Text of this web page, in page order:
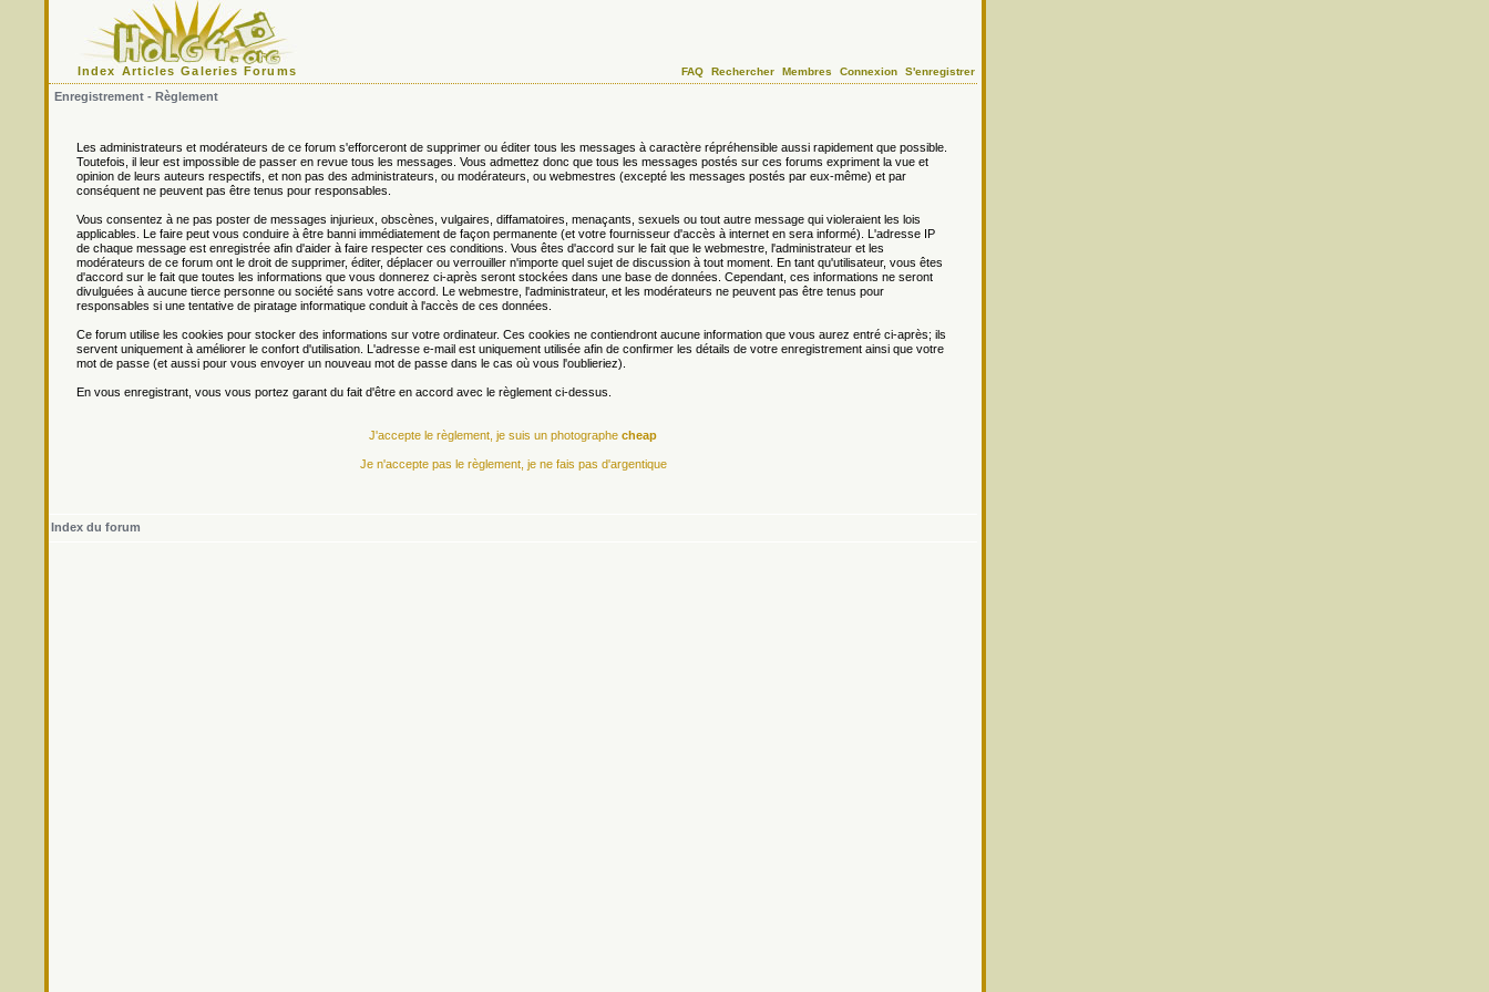
Index Articles Galeries Forums FAQ Rechercher Membres Connexion S'enregistrer
Enregistrement - Règlement
Les administrateurs et modérateurs de ce forum s'efforceront de supprimer ou éditer tous les messages à caractère répréhensible aussi rapidement que possible.
Toutefois, il leur est impossible de passer en revue tous les messages. Vous admettez donc que tous les messages postés sur ces forums expriment la vue et
opinion de leurs auteurs respectifs, et non pas des administrateurs, ou modérateurs, ou webmestres (excepté les messages postés par eux-même) et par
conséquent ne peuvent pas être tenus pour responsables.
Vous consentez à ne pas poster de messages injurieux, obscènes, vulgaires, diffamatoires, menaçants, sexuels ou tout autre message qui violeraient les lois
applicables. Le faire peut vous conduire à être banni immédiatement de façon permanente (et votre fournisseur d'accès à internet en sera informé). L'adresse IP
de chaque message est enregistrée afin d'aider à faire respecter ces conditions. Vous êtes d'accord sur le fait que le webmestre, l'administrateur et les
modérateurs de ce forum ont le droit de supprimer, éditer, déplacer ou verrouiller n'importe quel sujet de discussion à tout moment. En tant qu'utilisateur, vous êtes
d'accord sur le fait que toutes les informations que vous donnerez ci-après seront stockées dans une base de données. Cependant, ces informations ne seront
divulguées à aucune tierce personne ou société sans votre accord. Le webmestre, l'administrateur, et les modérateurs ne peuvent pas être tenus pour
responsables si une tentative de piratage informatique conduit à l'accès de ces données.
Ce forum utilise les cookies pour stocker des informations sur votre ordinateur. Ces cookies ne contiendront aucune information que vous aurez entré ci-après; ils
servent uniquement à améliorer le confort d'utilisation. L'adresse e-mail est uniquement utilisée afin de confirmer les détails de votre enregistrement ainsi que votre
mot de passe (et aussi pour vous envoyer un nouveau mot de passe dans le cas où vous l'oublieriez).
En vous enregistrant, vous vous portez garant du fait d'être en accord avec le règlement ci-dessus.
J'accepte le règlement, je suis un photographe cheap
Je n'accepte pas le règlement, je ne fais pas d'argentique
Index du forum